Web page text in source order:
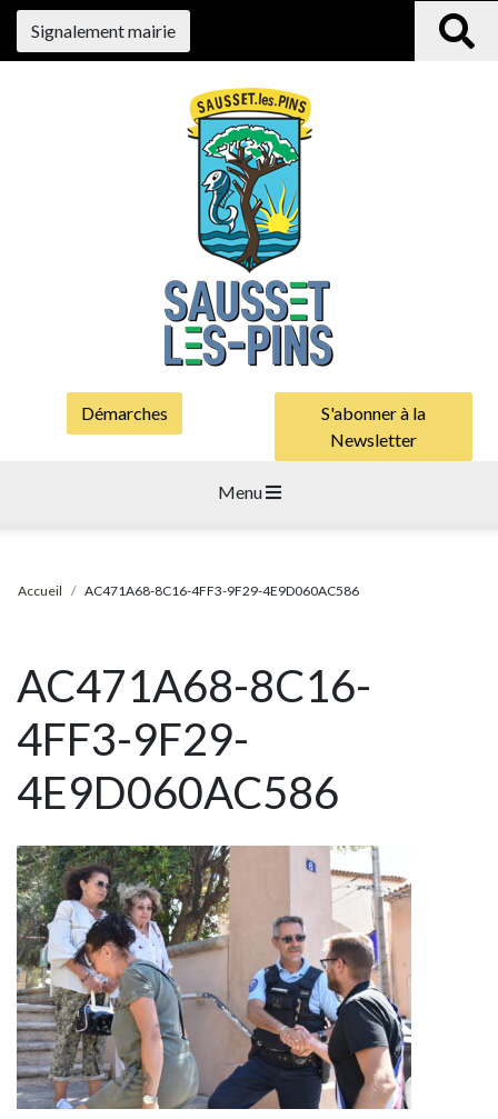
Signalement mairie
Démarches
S'abonner à la
Newsletter
Menu
Accueil AC471A68-8C16-4FF3-9F29-4E9D060AC586
AC471A68-8C16-
4FF3-9F29-
4E9D060AC586